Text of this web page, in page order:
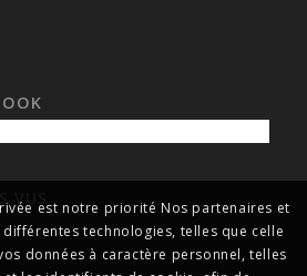
VUS est notre priorité Nos partenaires et
technologies, telles que celle
données à caractère personnel, telles